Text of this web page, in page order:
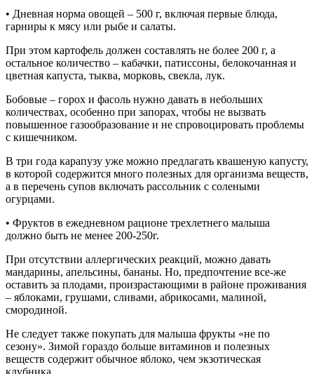
• Дневная норма овощей – 500 г, включая первые блюда,
гарниры к мясу или рыбе и салаты.
При этом картофель должен составлять не более 200 г, а
остальное количество – кабачки, патиссоны, белокочанная и
цветная капуста, тыква, морковь, свекла, лук.
Бобовые – горох и фасоль нужно давать в небольших
количествах, особенно при запорах, чтобы не вызвать
повышенное газообразование и не спровоцировать проблемы
с кишечником.
В три года карапузу уже можно предлагать квашеную капусту,
в которой содержится много полезных для организма веществ,
а в перечень супов включать рассольник с солеными
огурцами.
• Фруктов в ежедневном рационе трехлетнего малыша
должно быть не менее 200-250г.
При отсутствии аллергических реакций, можно давать
мандарины, апельсины, бананы. Но, предпочтение все-же
оставить за плодами, произрастающими в районе проживания
– яблоками, грушами, сливами, абрикосами, малиной,
смородиной.
Не следует также покупать для малыша фрукты «не по
сезону». Зимой гораздо больше витаминов и полезных
веществ содержит обычное яблоко, чем экзотическая
клубника.